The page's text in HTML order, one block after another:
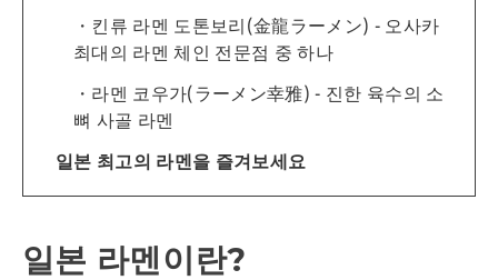
킨류 라멘 도톤보리(金龍ラーメン) - 오사카
최대의 라멘 체인 전문점 중 하나
라멘 코우가(ラーメン幸雅) - 진한 육수의 소
뼈 사골 라멘
일본 최고의 라멘을 즐겨보세요
일본 라멘이란?